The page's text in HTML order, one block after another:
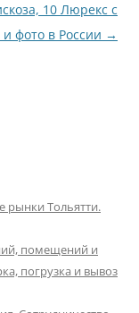
10 Люрекс с
фото в России →
рынки Тольятти.
помещений и
погрузка и вывоз